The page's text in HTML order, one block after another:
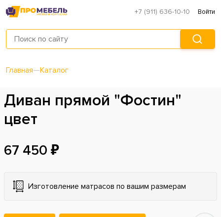
+7 (911) 636-10-10 Войти
Главная—Каталог
Диван прямой "Фостин"
цвет
67 450 ₽
Изготовление матрасов по вашим размерам